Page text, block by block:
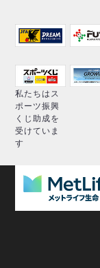
私たちはス
ポーツ振興
くじ助成を
受けていま
す